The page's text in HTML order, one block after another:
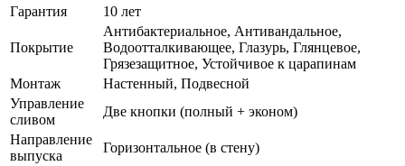
Гарантия
10 лет
Покрытие
Антибактериальное, Антивандальное,
Водоотталкивающее, Глазурь, Глянцевое,
Грязезащитное, Устойчивое к царапинам
Монтаж
Настенный, Подвесной
Управление
сливом
Две кнопки (полный + эконом)
Направление
выпуска
Горизонтальное (в стену)